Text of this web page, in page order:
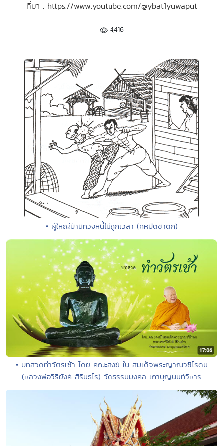
ที่มา : https://www.youtube.com/@ybat1yuwaput
4,416
• ผู้ใหญ่บ้านทวงหนี้ไม่ถูกเวลา (คหปติชาดก)
• บทสวดทำวัตรเช้า โดย คณะสงฆ์ ใน สมเด็จพระญาณวชิโรดม
(หลวงพ่อวิริยังค์ สิรินฺธโร) วัดธรรมมงคล เถาบุญนนท์วิหาร